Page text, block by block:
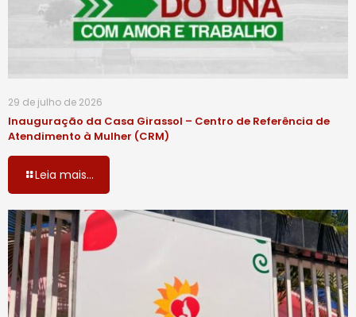
29 de julho de 2026
Inauguração da Casa Girassol – Centro de Referência de
Atendimento à Mulher (CRM)
Leia mais...